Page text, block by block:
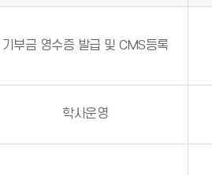
기부금 영수증 발급 및 CMS등록
학사운영